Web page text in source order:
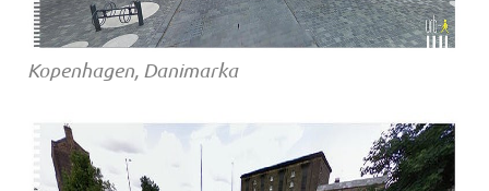
Kopenhagen, Danimarka